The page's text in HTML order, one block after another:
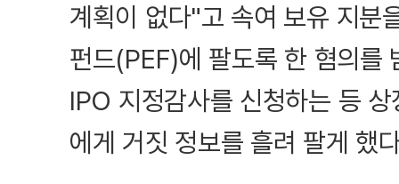
계획이 없다"고 속여 보유 지분
펀드(PEF)에 팔도록 한 혐의를
IPO 지정감사를 신청하는 등
에게 거짓 정보를 흘려 팔게 했